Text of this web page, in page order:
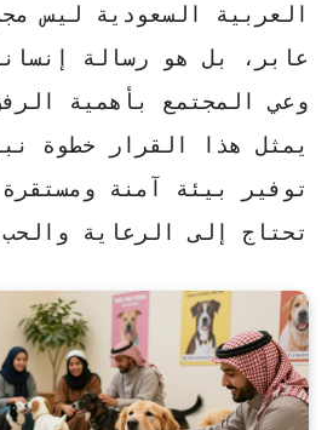
العربية السعودية ليس
عابر، بل هو رسالة
وعي المجتمع بأهمية
يمثل هذا القرار خطوة
توفير بيئة آمنة
تحتاج إلى الرعاية